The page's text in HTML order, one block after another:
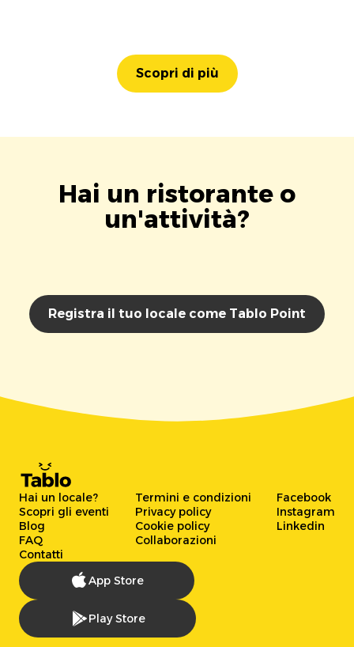
Scopri di più
Hai un ristorante o
un'attività?
Registra il tuo locale come Tablo Point
Hai un locale?
Scopri gli eventi
Blog
FAQ
Contatti
Termini e condizioni
Privacy policy
Cookie policy
Collaborazioni
Facebook
Instagram
Linkedin
App Store
Play Store